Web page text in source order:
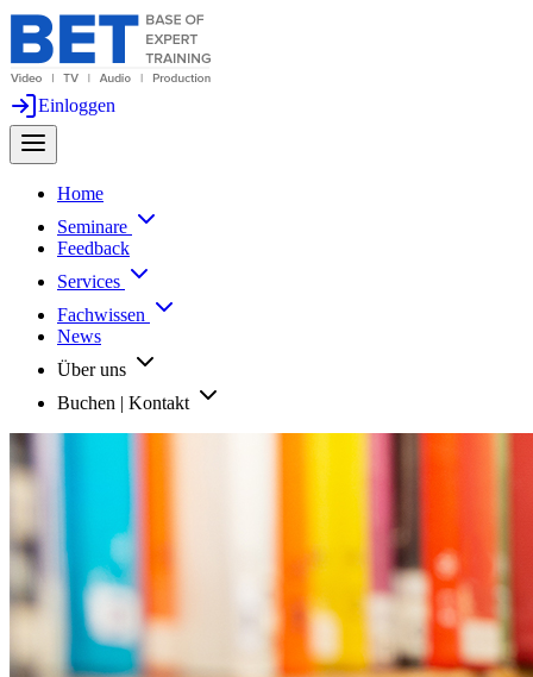
Einloggen
Home
Seminare
Feedback
Services
Fachwissen
News
Über uns
Buchen | Kontakt